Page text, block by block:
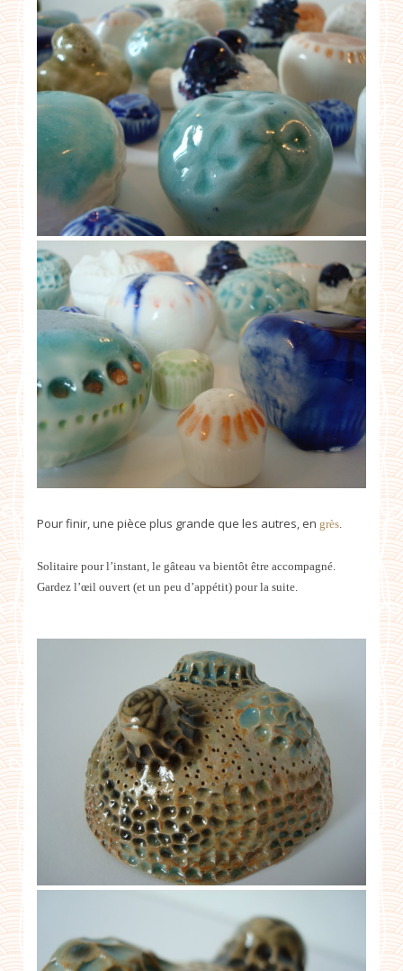
Pour finir, une pièce plus grande que les autres, en grès
Solitaire pour l’instant, le gâteau va bientôt être accompagné.
Gardez l’œil ouvert (et un peu d’appétit) pour la suite.